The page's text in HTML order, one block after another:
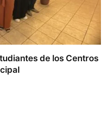
de los Centros